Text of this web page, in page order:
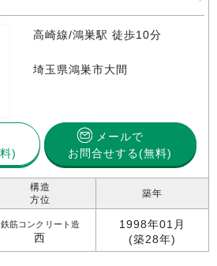
高崎線/鴻巣駅 徒歩10分
埼玉県鴻巣市大間
メールで
お問合せする(無料)
構造
方位
鉄筋コンクリート造
西
築年
1998年01月
(築28年)